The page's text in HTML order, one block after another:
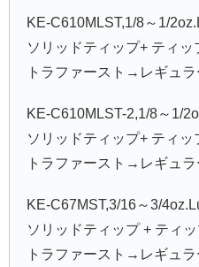
KE-C610MLST,1/8～1/
ソリッドティップ+ ティ
トラファースト→レギュラ
KE-C610MLST-2,1/8～1/
ソリッドティップ+ ティ
トラファースト→レギュラ
KE-C67MST,3/16～3/
ソリッドティップ + ティ
トラファースト→レギュラ